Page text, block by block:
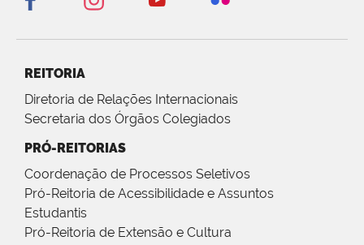
REITORIA
Diretoria de Relações Internacionais
Secretaria dos Órgãos Colegiados
PRÓ-REITORIAS
Coordenação de Processos Seletivos
Pró-Reitoria de Acessibilidade e Assuntos
Estudantis
Pró-Reitoria de Extensão e Cultura